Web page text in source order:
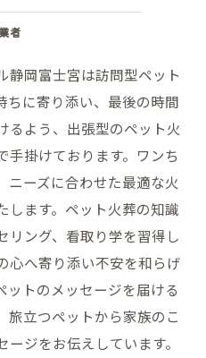
者
静岡富士宮は訪問型ペット
ちに寄り添い、最後の時間
るよう、出張型のペット火
手掛けております。ワンち
ニーズに合わせた最適な火
します。ペット火葬の知識
リング、看取り学を習得し
心へ寄り添い不安を和らげ
ットのメッセージを届ける
旅立つペットから家族のこ
ジをお伝えしています。